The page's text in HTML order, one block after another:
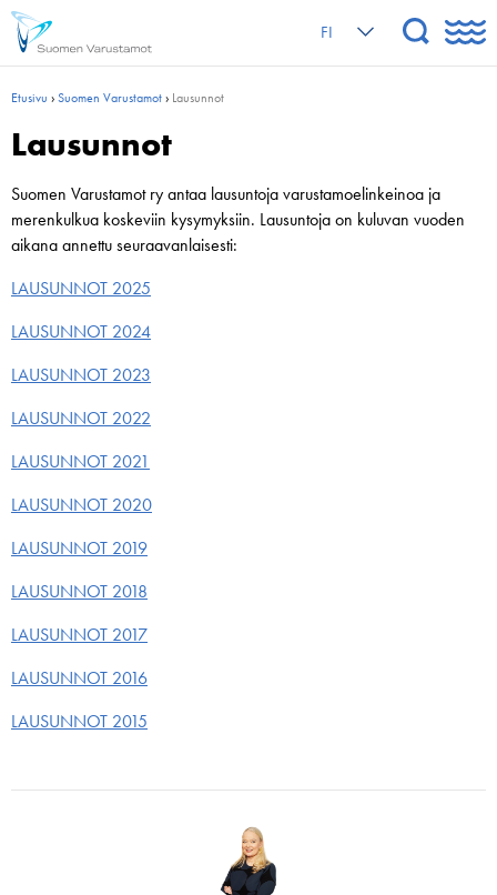
FI
Etusivu ›Suomen Varustamot› Lausunnot
Lausunnot
Suomen Varustamot ry antaa lausuntoja varustamoelinkeinoa ja
merenkulkua koskeviin kysymyksiin. Lausuntoja on kuluvan vuoden
aikana annettu seuraavanlaisesti:
LAUSUNNOT 2025
LAUSUNNOT 2024
LAUSUNNOT 2023
LAUSUNNOT 2022
LAUSUNNOT 2021
LAUSUNNOT 2020
LAUSUNNOT 2019
LAUSUNNOT 2018
LAUSUNNOT 2017
LAUSUNNOT 2016
LAUSUNNOT 2015